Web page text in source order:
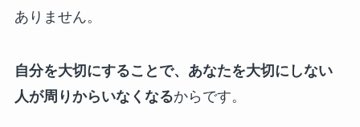
ありません。
自分を大切にすることで、あなたを大切にしない
人が周りからいなくなるからです。